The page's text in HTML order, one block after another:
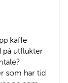
kaffe
på utflukter
som har tid